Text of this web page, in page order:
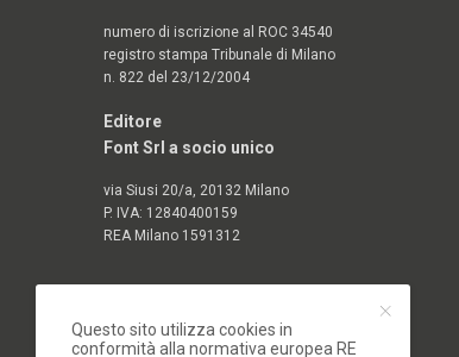
numero di iscrizione al ROC 34540
registro stampa Tribunale di Milano
n. 822 del 23/12/2004
Editore
Font Srl a socio unico
via Siusi 20/a, 20132 Milano
P. IVA: 12840400159
REA Milano 1591312
Questo sito utilizza cookies in
conformità alla normativa europea RE